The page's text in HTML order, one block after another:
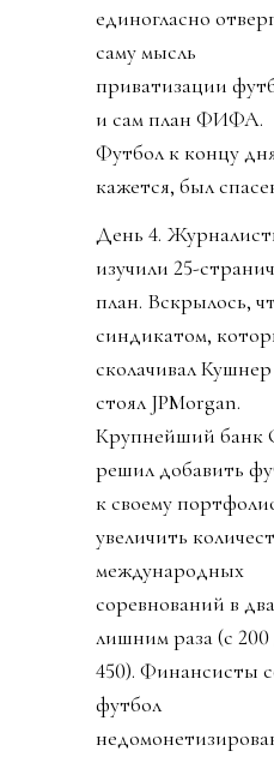
единогласно
саму мысль
приватизации
и сам план ФИФА.
Футбол к концу
кажется, был
День 4.
изучили 25-
план. Вскрылось,
синдикатом,
сколачивал Кушнер
стоял JPMorgan.
Крупнейший
решил добавить
к своему
увеличить
международных
соревнований в
лишним раза (с 200
450). Финансисты
футбол